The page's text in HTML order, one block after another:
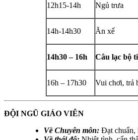
12h15-14h Ngủ trưa
14h-14h30 Ăn xế
14h30 – 16h Câu lạc bộ
16h – 17h30 Vui chơi, trả
ĐỘI NGŨ GIÁO VIÊN
Về Chuyên môn: Đạt chuẩn,